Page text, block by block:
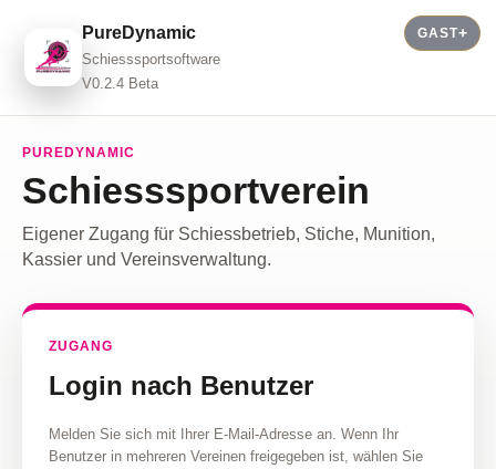
PureDynamic
Schiesssportsoftware
V0.2.4 Beta
GAST
PUREDYNAMIC
Schiesssportverein
Eigener Zugang für Schiessbetrieb, Stiche, Munition,
Kassier und Vereinsverwaltung.
ZUGANG
Login nach Benutzer
Melden Sie sich mit Ihrer E-Mail-Adresse an. Wenn Ihr
Benutzer in mehreren Vereinen freigegeben ist, wählen Sie